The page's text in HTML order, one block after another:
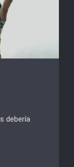
debería